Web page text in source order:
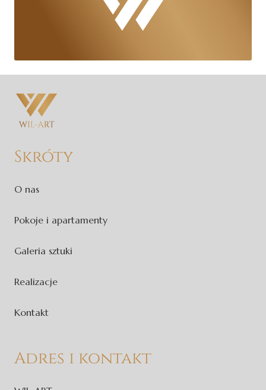
Skróty
O nas
Pokoje i apartamenty
Galeria sztuki
Realizacje
Kontakt
Adres i kontakt